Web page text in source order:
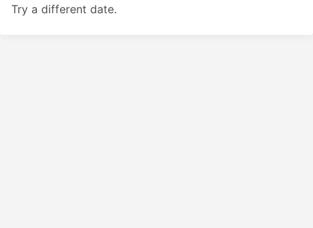
Try a different date.